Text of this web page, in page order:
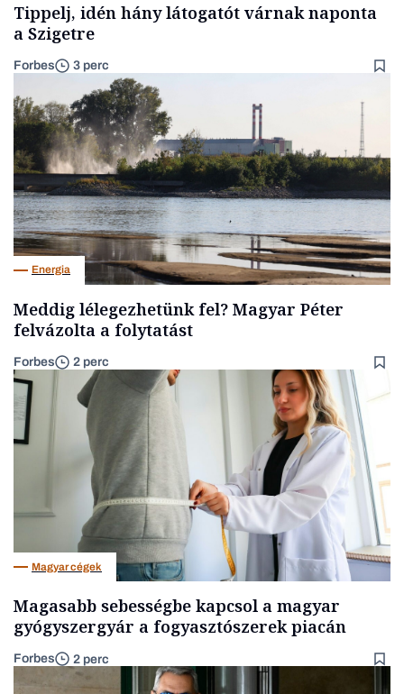
Tippelj, idén hány látogatót várnak naponta
a Szigetre
Forbes 3 perc
Energia
Meddig lélegezhetünk fel? Magyar Péter
felvázolta a folytatást
Forbes 2 perc
Magyar cégek
Magasabb sebességbe kapcsol a magyar
gyógyszergyár a fogyasztószerek piacán
Forbes 2 perc